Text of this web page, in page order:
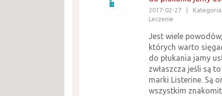
2017-02-27
Leczenie
Jest wiele
których warto
do płukania jamy
zwłaszcza jeśli są
marki Listerine. Są
wszystkim